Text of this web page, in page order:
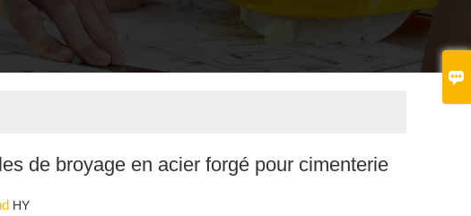

de broyage en acier forgé pour cimenterie
HY